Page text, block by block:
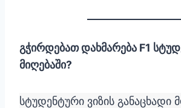
გჭირდებათ დახმარება F1
მიღებაში?
სტუდენტური ვიზის განაცხადი